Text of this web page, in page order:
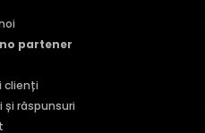
partener
clienți
și răspunsuri